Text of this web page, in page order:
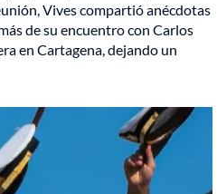
Vives compartió anécdotas
de su encuentro con Carlos
en Cartagena, dejando un